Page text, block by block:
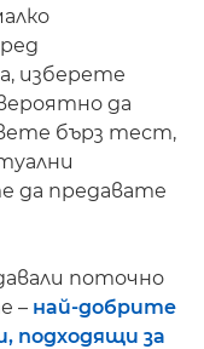
изберете
да
бърз тест,
да предавате
поточно
– най-добрите
подходящи за